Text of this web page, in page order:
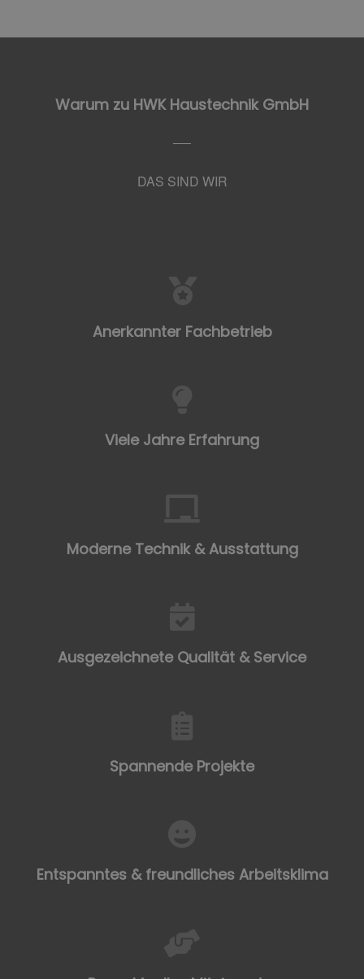
Warum zu HWK Haustechnik GmbH
DAS SIND WIR
Anerkannter Fachbetrieb
Viele Jahre Erfahrung
Moderne Technik & Ausstattung
Ausgezeichnete Qualität & Service
Spannende Projekte​
Entspanntes & freundliches Arbeitsklima